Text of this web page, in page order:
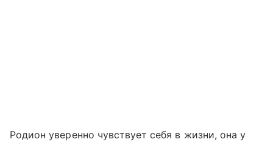
Родион уверенно чувствует себя в жизни, она у